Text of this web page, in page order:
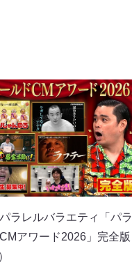
ラレルバラエティ「パラ
アワード2026」完全版